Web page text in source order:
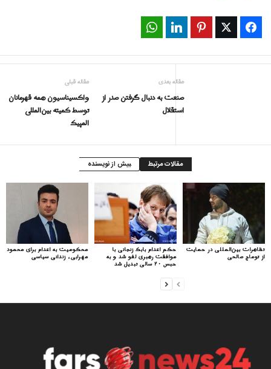
Facebook
Twitter
Pinterest
LinkedIn
مقاله قبلی
واکسیناسیون همه قهرمانان
توسط کمیته بین‌المللی
المپیک
مقاله بعدی
صنعت به دنبال گرفتن صدر از
استقلال
مقالات مرتبط بیش از نویسنده
محکومیت به اعدام برای محمود
مهرابی، زندانی سیاسی
حکم اعدام بابک زنجانی با
موافقت رهبری لغو شد و به
حبس ۲۰ سالی تبدیل شد
تظاهرات بین‌المللی در حمایت
از توماج صالحی